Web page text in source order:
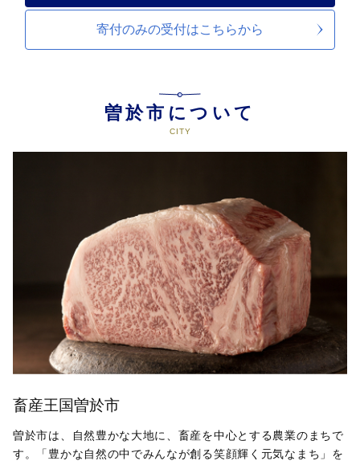
寄付のみの受付はこちらから
曽於市について
畜産王国曽於市
曽於市は、自然豊かな大地に、畜産を中心とする農業のまちで
す。「豊かな自然の中でみんなが創る笑顔輝く元気なまち」を